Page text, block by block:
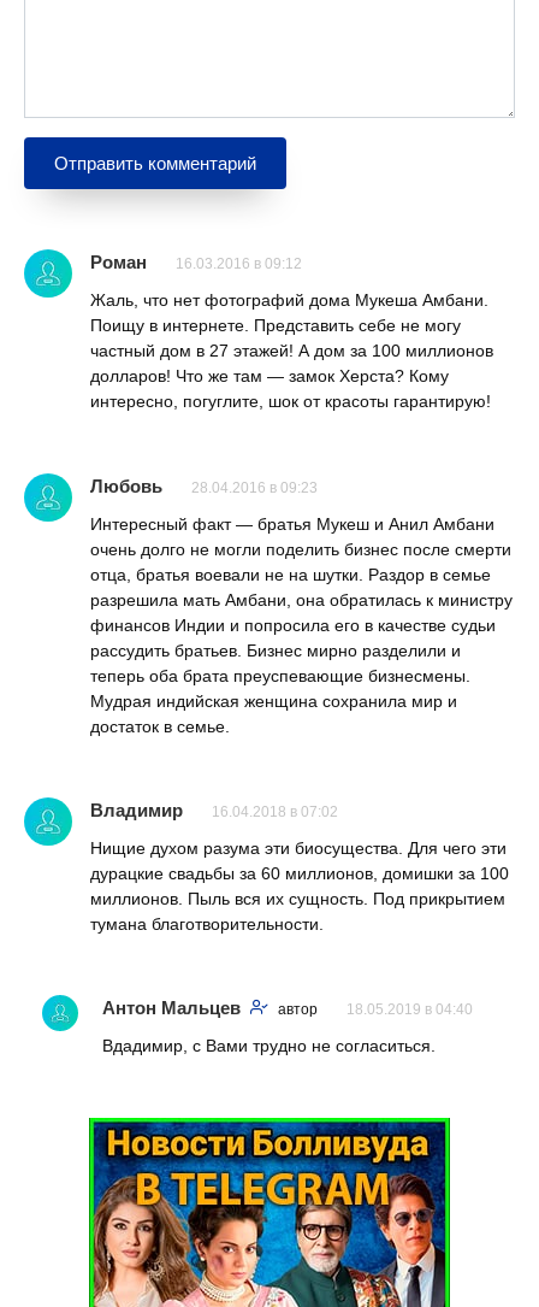
Роман 16.03.2016 в 09:12
Жаль, что нет фотографий дома Мукеша Амбани.
Поищу в интернете. Представить себе не могу
частный дом в 27 этажей! А дом за 100 миллионов
долларов! Что же там — замок Херста? Кому
интересно, погуглите, шок от красоты гарантирую!
Любовь 28.04.2016 в 09:23
Интересный факт — братья Мукеш и Анил Амбани
очень долго не могли поделить бизнес после смерти
отца, братья воевали не на шутки. Раздор в семье
разрешила мать Амбани, она обратилась к министру
финансов Индии и попросила его в качестве судьи
рассудить братьев. Бизнес мирно разделили и
теперь оба брата преуспевающие бизнесмены.
Мудрая индийская женщина сохранила мир и
достаток в семье.
Владимир 16.04.2018 в 07:02
Нищие духом разума эти биосущества. Для чего эти
дурацкие свадьбы за 60 миллионов, домишки за 100
миллионов. Пыль вся их сущность. Под прикрытием
тумана благотворительности.
Антон Мальцев автор 18.05.2019 в 04:40
Вдадимир, с Вами трудно не согласиться.